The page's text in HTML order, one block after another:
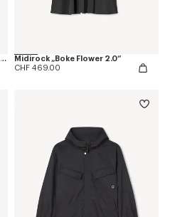
Short „Boke Flower 2.0“ aus technischer Baumwolle
Midirock „Boke Flower 2.0“
CHF 469.00